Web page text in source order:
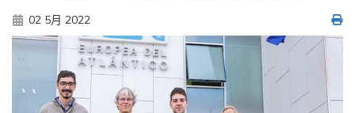
02 5月 2022